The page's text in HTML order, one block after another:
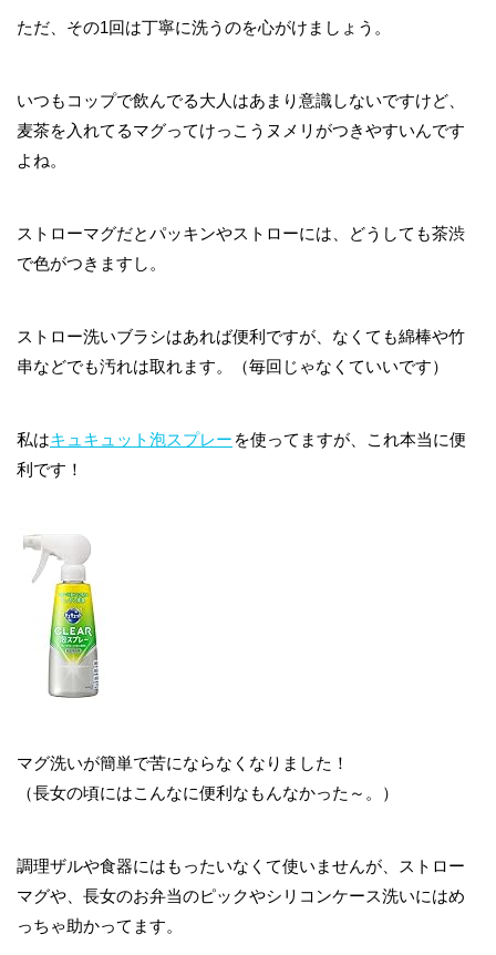
ただ、その1回は丁寧に洗うのを心がけましょう。
いつもコップで飲んでる大人はあまり意識しないですけど、
麦茶を入れてるマグってけっこうヌメリがつきやすいんです
よね。
ストローマグだとパッキンやストローには、どうしても茶渋
で色がつきますし。
ストロー洗いブラシはあれば便利ですが、なくても綿棒や竹
串などでも汚れは取れます。（毎回じゃなくていいです）
私はキュキュット泡スプレー を使ってますが、これ本当に便
利です！
マグ洗いが簡単で苦にならなくなりました！
（長女の頃にはこんなに便利なもんなかった～。）
調理ザルや食器にはもったいなくて使いませんが、ストロー
マグや、長女のお弁当のピックやシリコンケース洗いにはめ
っちゃ助かってます。